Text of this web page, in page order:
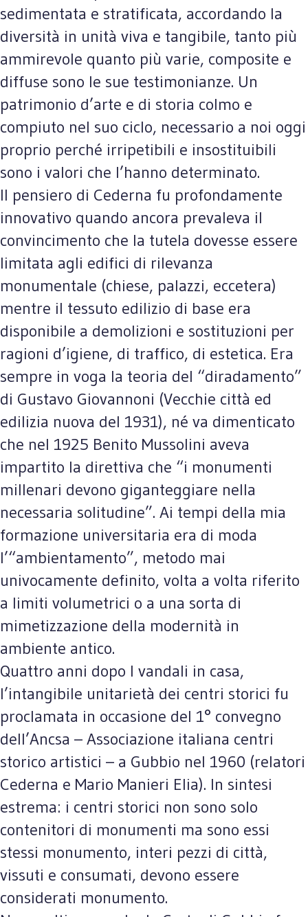
sedimentata e stratificata, accordando la
diversità in unità viva e tangibile, tanto più
ammirevole quanto più varie, composite e
diffuse sono le sue testimonianze. Un
patrimonio d’arte e di storia colmo e
compiuto nel suo ciclo, necessario a noi oggi
proprio perché irripetibili e insostituibili
sono i valori che l’hanno determinato.
Il pensiero di Cederna fu profondamente
innovativo quando ancora prevaleva il
convincimento che la tutela dovesse essere
limitata agli edifici di rilevanza
monumentale (chiese, palazzi, eccetera)
mentre il tessuto edilizio di base era
disponibile a demolizioni e sostituzioni per
ragioni d’igiene, di traffico, di estetica. Era
sempre in voga la teoria del “diradamento”
di Gustavo Giovannoni (Vecchie città ed
edilizia nuova del 1931), né va dimenticato
che nel 1925 Benito Mussolini aveva
impartito la direttiva che “i monumenti
millenari devono giganteggiare nella
necessaria solitudine”. Ai tempi della mia
formazione universitaria era di moda
l’“ambientamento”, metodo mai
univocamente definito, volta a volta riferito
a limiti volumetrici o a una sorta di
mimetizzazione della modernità in
ambiente antico.
Quattro anni dopo I vandali in casa,
l’intangibile unitarietà dei centri storici fu
proclamata in occasione del 1° convegno
dell’Ancsa – Associazione italiana centri
storico artistici – a Gubbio nel 1960 (relatori
Cederna e Mario Manieri Elia). In sintesi
estrema: i centri storici non sono solo
contenitori di monumenti ma sono essi
stessi monumento, interi pezzi di città,
vissuti e consumati, devono essere
considerati monumento.